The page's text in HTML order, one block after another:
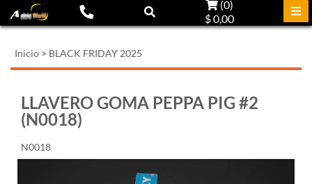
(0)
$ 0,00
Inicio > BLACK FRIDAY 2025
LLAVERO GOMA PEPPA PIG #2
(N0018)
N0018